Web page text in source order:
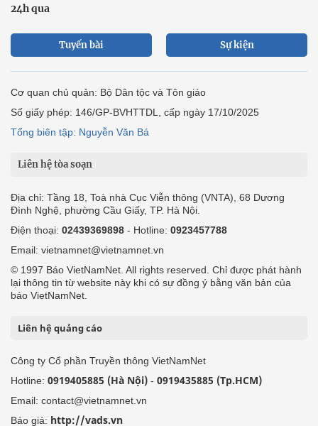
24h qua
Tuyến bài Sự kiện
Cơ quan chủ quản: Bộ Dân tộc và Tôn giáo
Số giấy phép: 146/GP-BVHTTDL, cấp ngày 17/10/2025
Tổng biên tập: Nguyễn Văn Bá
Liên hệ tòa soạn
Địa chỉ: Tầng 18, Toà nhà Cục Viễn thông (VNTA), 68 Dương
Đình Nghệ, phường Cầu Giấy, TP. Hà Nội.
Điện thoại: 02439369898 - Hotline: 0923457788
Email: vietnamnet@vietnamnet.vn
© 1997 Báo VietNamNet. All rights reserved. Chỉ được phát hành
lại thông tin từ website này khi có sự đồng ý bằng văn bản của
báo VietNamNet.
Liên hệ quảng cáo
Công ty Cổ phần Truyền thông VietNamNet
Hotline: 0919405885 (Hà Nội) - 0919435885 (Tp.HCM)
Email: contact@vietnamnet.vn
Báo giá: http://vads.vn